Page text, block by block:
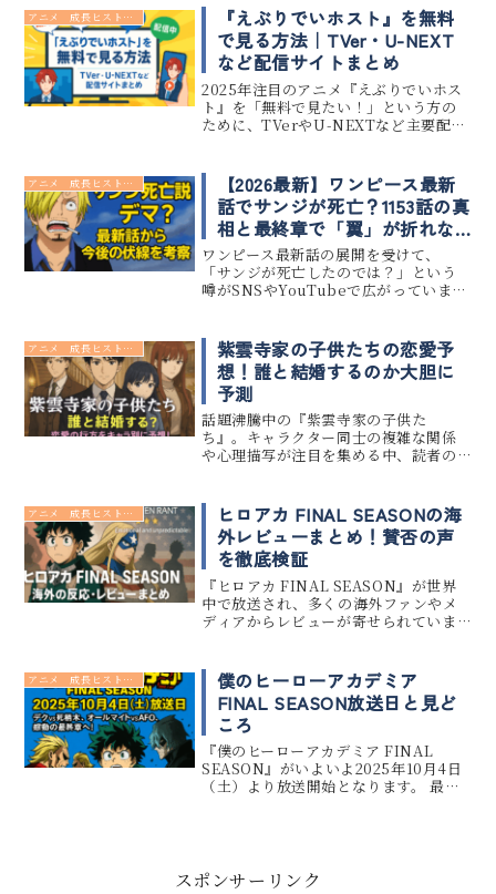
画をご用意しました。「影の軍勢」に
入れるのか？それとも別のジョブがぴ...
アニメ 成長ヒストリー
『えぶりでいホスト』を無料
で見る方法｜TVer・U-NEXT
など配信サイトまとめ
2025年注目のアニメ『えぶりでいホス
ト』を「無料で見たい！」という方の
ために、TVerやU-NEXTなど主要配信
アルでの視聴方法、各サイトの対応状
況まで詳しく解説します。...
アニメ 成長ヒストリー
【2026最新】ワンピース最新
話でサンジが死亡？1153話の真
相と最終章で「翼」が折れな
い脚本構造的理由
ワンピース最新話の展開を受けて、
「サンジが死亡したのでは？」という
噂がSNSやYouTubeで広がっていま
に衝撃を与えましたが、果たして本当
に命を落としたのでしょうか？本...
アニメ 成長ヒストリー
紫雲寺家の子供たちの恋愛予
想！誰と結婚するのか大胆に
予測
話題沸騰中の『紫雲寺家の子供た
ち』。キャラクター同士の複雑な関係
や心理描写が注目を集める中、読者の
ます。この記事では、主要キャラクター
たちの関係性や描写をもとに、最終的
に誰...
アニメ 成長ヒストリー
ヒロアカ FINAL SEASONの海
外レビューまとめ！賛否の声
を徹底検証
『ヒロアカ FINAL SEASON』が世界
中で放送され、多くの海外ファンやメ
ディアからレビューが寄せられていま
ーを徹底的に調査・分析し、評価の傾
向や注目ポイント...
アニメ 成長ヒストリー
僕のヒーローアカデミア
FINAL SEASON放送日と見ど
ころ
『僕のヒーローアカデミア FINAL
SEASON』がいよいよ2025年10月4日
（土）より放送開始となります。 最終
スポンサーリンク